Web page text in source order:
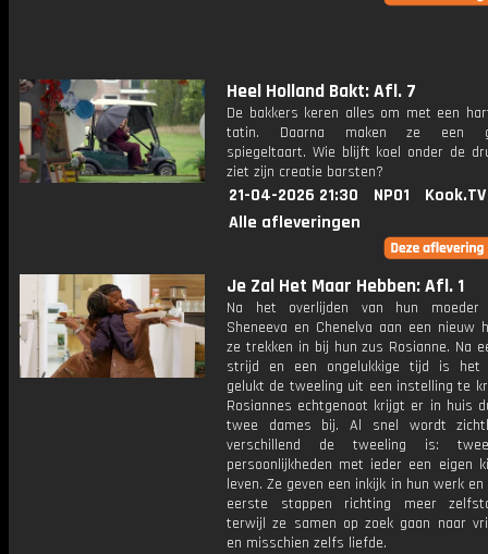
Heel Holland Bakt: Afl. 7
De bakkers keren alles om met een
tatin. Daarna maken ze een
spiegeltaart. Wie blijft koel onder de
ziet zijn creatie barsten?
21-04-2026 21:30 NPO1
Kook.TV
Alle afleveringen
Je Zal Het Maar Hebben: Afl. 1
Na het overlijden van hun moeder
Sheneeva en Chenelva aan een nieuw
ze trekken in bij hun zus Rosianne. Na
strijd en een ongelukkige tijd is het
gelukt de tweeling uit een instelling te
Rosiannes echtgenoot krijgt er in huis
twee dames bij. Al snel wordt
verschillend de tweeling is:
persoonlijkheden met ieder een eigen
leven. Ze geven een inkijk in hun werk
eerste stappen richting meer
terwijl ze samen op zoek gaan naar
en misschien zelfs liefde.